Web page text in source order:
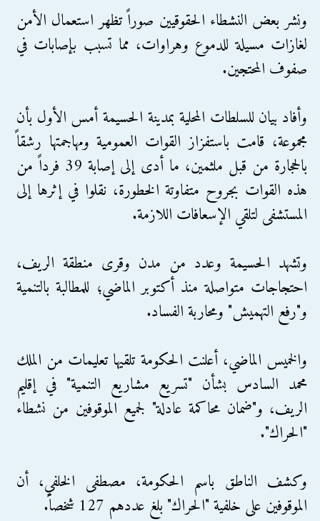
ونشر بعض النشطاء الحقوقيين صوراً تظهر استعمال الأمن
لغازات مسيلة للدموع وهراوات، مما تسبب بإصابات في
صفوف المحتجين.
وأفاد بيان للسلطات المحلية بمدينة الحسيمة أمس الأول بأن
مجموعة، قامت باستفزاز القوات العمومية ومهاجمتها رشقاً
بالحجارة من قبل ملثمين، ما أدى إلى إصابة 39 فرداً من
هذه القوات بجروح متفاوتة الخطورة، نقلوا في إثرها إلى
المستشفى لتلقي الإسعافات اللازمة.
وتشهد الحسيمة وعدد من مدن وقرى منطقة الريف،
احتجاجات متواصلة منذ أكتوبر الماضي؛ للمطالبة بالتنمية
و"رفع التهميش" ومحاربة الفساد.
والخميس الماضي، أعلنت الحكومة تلقيها تعليمات من الملك
محمد السادس بشأن "تسريع مشاريع التنمية" في إقليم
الريف، و"ضمان محاكمة عادلة" لجميع الموقوفين من نشطاء
"الحراك".
وكشف الناطق باسم الحكومة، مصطفى الخلفي، أن
الموقوفين على خلفية "الحراك" بلغ عددهم 127 شخصاً.